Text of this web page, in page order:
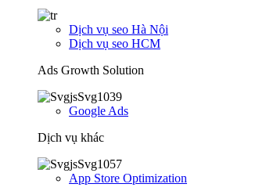
Dịch vụ seo Hà Nội
Dịch vụ seo HCM
Ads Growth Solution
Google Ads
Dịch vụ khác
App Store Optimization